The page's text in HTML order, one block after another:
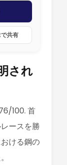
共有
され
100. 首
ースを勝
ける鋼の